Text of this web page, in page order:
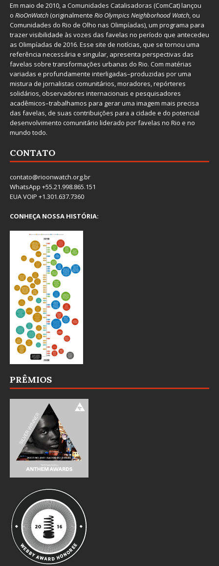
Em maio de 2010, a Comunidades Catalisadoras (ComCat) lançou
o RioOnWatch(originalmente Rio Olympics Neighborhood Watch, ou
Comunidades do Rio de Olho nas Olimpíadas), um programa para
trazer visibilidade às vozes das favelas no período que antecedeu
as Olimpíadas de 2016. Esse site de notícias, que se tornou uma
referência necessária e singular, apresenta perspectivas das
favelas sobre transformações urbanas do Rio. Com matérias
variadas e profundamente interligadas–produzidas por uma
mistura de jornalistas comunitários, moradores, repórteres
solidários, observadores internacionais e pesquisadores
acadêmicos–trabalhamos para gerar uma imagem mais precisa
das favelas, de suas contribuições para a cidade e do potencial
desenvolvimento comunitário liderado por favelas no Rio e no
mundo todo.
CONTATO
contato@rioonwatch.org.br
WhatsApp +55.21.998.865.151
EUA VOIP +1.301.637.7360
CONHEÇA NOSSA HISTÓRIA:
PRÊMIOS